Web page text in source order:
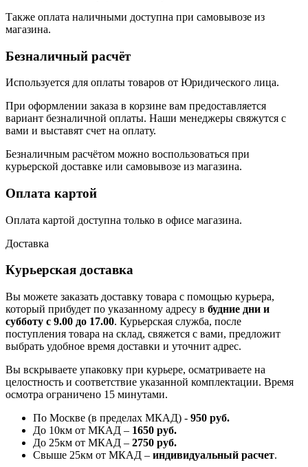
Также оплата наличными доступна при самовывозе из
магазина.
Безналичный расчёт
Используется для оплаты товаров от Юридического лица.
При оформлении заказа в корзине вам предоставляется
вариант безналичной оплаты. Наши менеджеры свяжутся с
вами и выставят счет на оплату.
Безналичным расчётом можно воспользоваться при
курьерской доставке или самовывозе из магазина.
Оплата картой
Оплата картой доступна только в офисе магазина.
Доставка
Курьерская доставка
Вы можете заказать доставку товара с помощью курьера,
который прибудет по указанному адресу в будние дни и
субботу с 9.00 до 17.00. Курьерская служба, после
поступления товара на склад, свяжется с вами, предложит
выбрать удобное время доставки и уточнит адрес.
Вы вскрываете упаковку при курьере, осматриваете на
целостность и соответствие указанной комплектации. Время
осмотра ограничено 15 минутами.
По Москве (в пределах МКАД) - 950 руб.
До 10км от МКАД – 1650 руб.
До 25км от МКАД – 2750 руб.
Свыше 25км от МКАД – индивидуальный расчет.